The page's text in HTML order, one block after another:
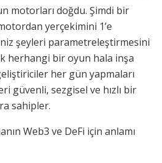
motorları doğdu. Şimdi bir
yerçekimini 1’e
şeyleri parametreleştirmesini
herhangi bir oyun hala inşa
her gün yapmaları
güvenli, sezgisel ve hızlı bir
sahipler.
Web3 ve DeFi için anlamı